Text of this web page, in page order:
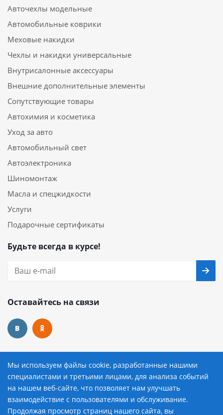
Авточехлы модельные
Автомобильные коврики
Меховые накидки
Чехлы и накидки универсальные
Внутрисалонные аксессуары
Внешние дополнительные элементы
Сопутствующие товары
Автохимия и косметика
Уход за авто
Автомобильный свет
Автоэлектроника
Шиномонтаж
Масла и спецжидкости
Услуги
Подарочные сертификаты
Будьте всегда в курсе!
Оставайтесь на связи
Наши контакты
8 (800) 222-72-84
avtopilot@avtopilot-ekat.ru
Мы используем файлы cookie, разработанные нашими
специалистами и третьими лицами, для анализа событий
на нашем веб-сайте, что позволяет нам улучшать
взаимодействие с пользователями и обслуживание.
Продолжая просмотр страниц нашего сайта, вы